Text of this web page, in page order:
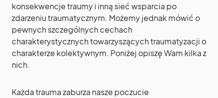
konsekwencje traumy i inną sieć wsparcia po
zdarzeniu traumatycznym. Możemy jednak mówić o
pewnych szczególnych cechach
charakterystycznych towarzyszących traumatyzacji o
charakterze kolektywnym. Poniżej opiszę Wam kilka z
nich.
Każda trauma zaburza nasze poczucie